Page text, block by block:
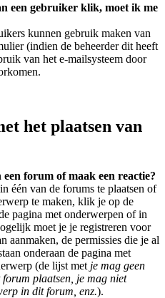
een gebruiker klik, moet ik me
kunnen gebruik maken van
(indien de beheerder dit heeft
van het e-mailsysteem door
het plaatsen van
forum of maak een reactie?
één van de forums te plaatsen of
te maken, klik je op de
pagina met onderwerpen of in
moet je je registreren voor
aanmaken, de permissies die je al
onderaan de pagina met
(de lijst met je mag geen
plaatsen, je mag niet
in dit forum, enz.).